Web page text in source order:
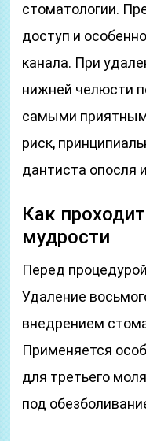
стоматологии.
доступ и
канала. При
нижней челюсти
самыми
риск,
дантиста опосля
Как
мудрости
Перед
Удаление
внедрением
Применяется
для третьего
под